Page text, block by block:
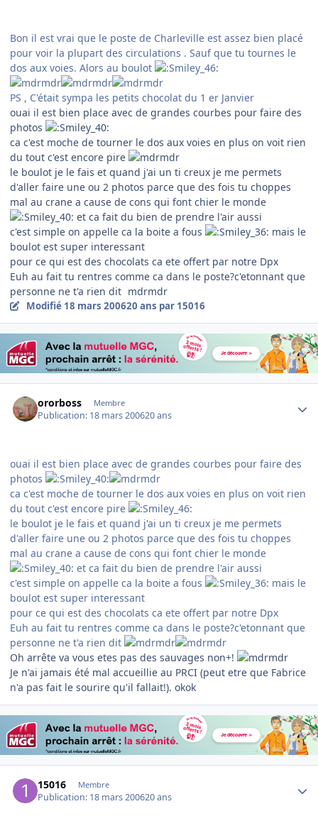
Bon il est vrai que le poste de Charleville est assez bien placé
pour voir la plupart des circulations . Sauf que tu tournes le
dos aux voies. Alors au boulot
PS , C'était sympa les petits chocolat du 1 er Janvier
ouai il est bien place avec de grandes courbes pour faire des
photos
ca c'est moche de tourner le dos aux voies en plus on voit rien
du tout c'est encore pire
le boulot je le fais et quand j'ai un ti creux je me permets
d'aller faire une ou 2 photos parce que des fois tu choppes
mal au crane a cause de cons qui font chier le monde
et ca fait du bien de prendre l'air aussi
c'est simple on appelle ca la boite a fous
mais le
boulot est super interessant
pour ce qui est des chocolats ca ete offert par notre Dpx
Euh au fait tu rentres comme ca dans le poste?c'etonnant que
personne ne t'a rien dit mdrmdr
Modifié 18 mars 200620 ans par 15016
ororboss Membre
Publication: 18 mars 200620 ans
ouai il est bien place avec de grandes courbes pour faire des
photos
ca c'est moche de tourner le dos aux voies en plus on voit rien
du tout c'est encore pire
le boulot je le fais et quand j'ai un ti creux je me permets
d'aller faire une ou 2 photos parce que des fois tu choppes
mal au crane a cause de cons qui font chier le monde
et ca fait du bien de prendre l'air aussi
c'est simple on appelle ca la boite a fous
mais le
boulot est super interessant
pour ce qui est des chocolats ca ete offert par notre Dpx
Euh au fait tu rentres comme ca dans le poste?c'etonnant que
personne ne t'a rien dit
Oh arrête va vous etes pas des sauvages non+!
Je n'ai jamais été mal accueillie au PRCI (peut etre que Fabrice
n'a pas fait le sourire qu'il fallait!). okok
15016 Membre
Publication: 18 mars 200620 ans